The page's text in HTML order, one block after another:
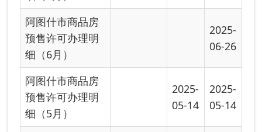
阿图什市商品房
预售许可办理明
细（12月）
关于房屋装饰装
修风险提示
2024-
2024-
12-05
阿图什市商品房
预售许可办理明
11-14
2024-
11-14